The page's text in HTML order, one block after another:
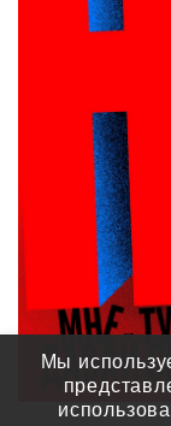
Мы